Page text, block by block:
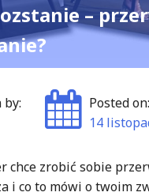
–
Posted on:
14
chce zrobić sobie
i co to mówi o twoim